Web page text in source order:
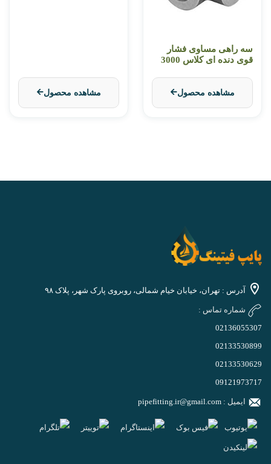
سه راهی مساوی فشار
قوی دنده ای کلاس 3000
مشاهده محصول مشاهده محصول
آدرس : تهران، خیابان خیام شمالی، روبروی پارک شهر، پلاک ۹۸
شماره تماس :
02136055307
02133530899
02133530629
09121973717
ایمیل : pipefitting.ir@gmail.com